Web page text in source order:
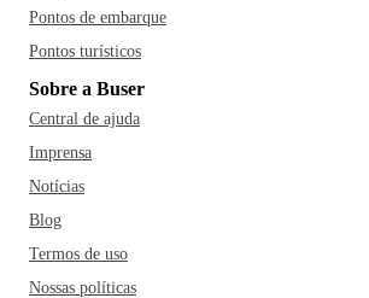
Pontos de embarque
Pontos turísticos
Sobre a Buser
Central de ajuda
Imprensa
Notícias
Blog
Termos de uso
Nossas políticas